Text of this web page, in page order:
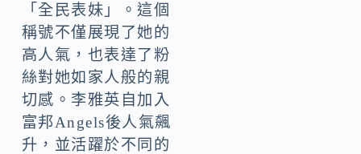
「全民表妹」。這個
稱號不僅展現了她的
高人氣，也表達了粉
絲對她如家人般的親
切感。李雅英自加入
富邦Angels後人氣飆
升，並活躍於不同的